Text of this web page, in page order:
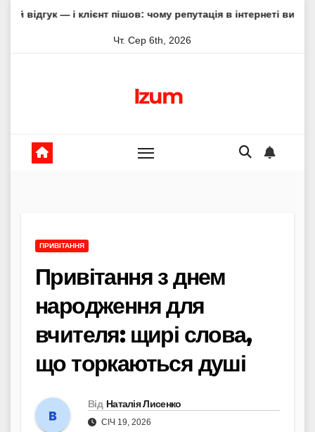
Skip
клієнт пішов: чому репутація в інтернеті вирішує все
Чт. Сер 6th, 2026
Izum
ПРИВІТАННЯ
Привітання з днем
народження для
вчителя: щирі слова,
що торкаються душі
Від Наталія Лисенко
СІЧ 19, 2026